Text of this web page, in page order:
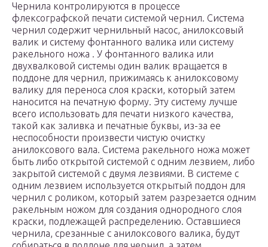
Чернила контролируются в процессе
флексографской печати системой чернил. Система
чернил содержит чернильный насос, анилоксовый
валик и систему фонтанного валика или систему
ракельного ножа . У фонтанного валика или
двухвалковой системы один валик вращается в
поддоне для чернил, прижимаясь к анилоксовому
валику для переноса слоя краски, который затем
наносится на печатную форму. Эту систему лучше
всего использовать для печати низкого качества,
такой как заливка и печатные буквы, из-за ее
неспособности произвести чистую очистку
анилоксового вала. Система ракельного ножа может
быть либо открытой системой с одним лезвием, либо
закрытой системой с двумя лезвиями. В системе с
одним лезвием используется открытый поддон для
чернил с роликом, который затем разрезается одним
ракельным ножом для создания однородного слоя
краски, подлежащей распределению. Оставшиеся
чернила, срезанные с анилоксового валика, будут